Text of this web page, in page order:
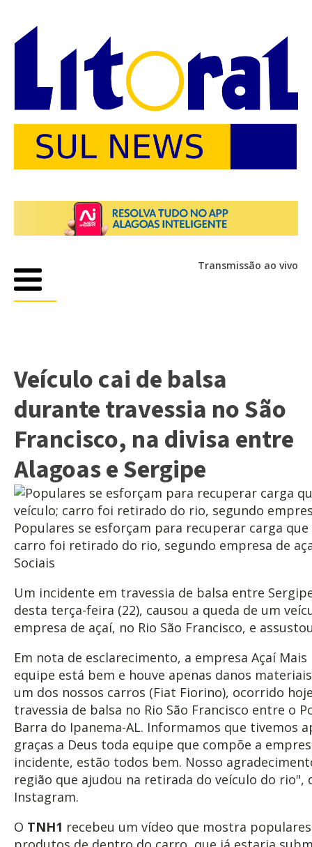
Transmissão ao vivo
Veículo cai de balsa
durante travessia no São
Francisco, na divisa entre
Alagoas e Sergipe
Populares se esforçam para recuperar carga
carro foi retirado do rio, segundo empresa de
Sociais
Um incidente em travessia de balsa entre
desta terça-feira (22), causou a queda de um
empresa de açaí, no Rio São Francisco, e
Em nota de esclarecimento, a empresa Açaí
equipe está bem e houve apenas danos
um dos nossos carros (Fiat Fiorino), ocorrido
travessia de balsa no Rio São Francisco entre o
Barra do Ipanema-AL. Informamos que tivemos
graças a Deus toda equipe que compõe a
incidente, estão todos bem. Nosso
região que ajudou na retirada do veículo do rio",
Instagram.
O TNH1 recebeu um vídeo que mostra